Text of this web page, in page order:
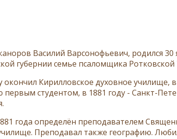
Василий Варсонофьевич, родился 30
губернии семье псаломщика
окончил Кирилловское духовное училище,
студентом, в 1881 году - Санкт-
года определён преподавателем
Преподавал также географию.